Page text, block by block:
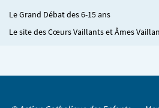
Le Grand Débat des 6-15 ans
Le site des Cœurs Vaillants et Âmes